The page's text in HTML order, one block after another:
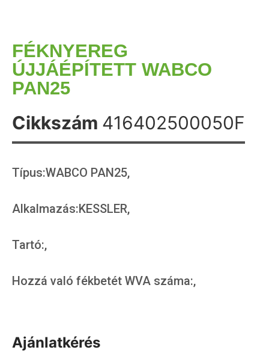
FÉKNYEREG
ÚJJÁÉPÍTETT WABCO
PAN25
Cikkszám 416402500050F
Típus:WABCO PAN25,
Alkalmazás:KESSLER,
Tartó:,
Hozzá való fékbetét WVA száma:,
Ajánlatkérés